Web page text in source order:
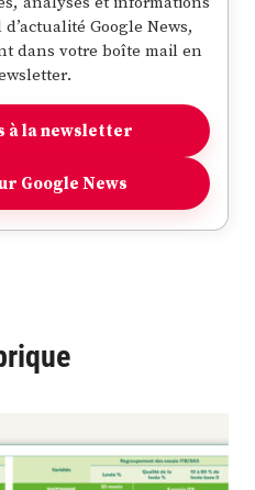
Google News,
dans votre boîte mail en
à la newsletter
Google News